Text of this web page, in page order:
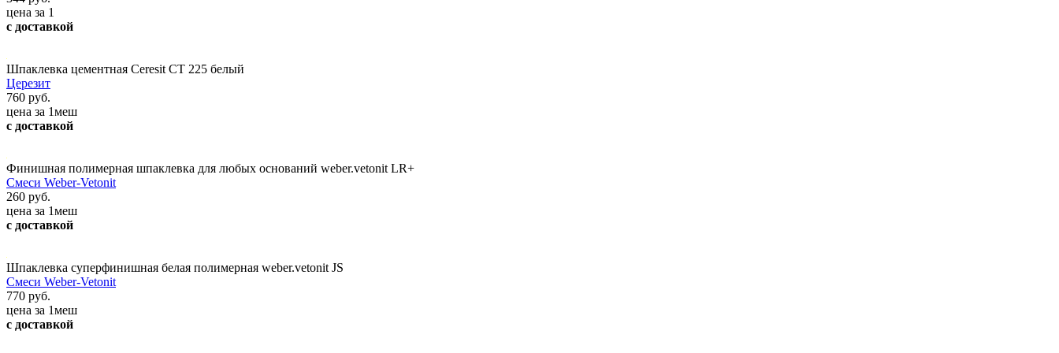
цена за 1
с доставкой
Шпаклевка цементная Ceresit СТ 225 белый
Церезит
760 руб.
цена за 1меш
с доставкой
Финишная полимерная шпаклевка для любых оснований weber.vetonit LR+
Смеси Weber-Vetonit
260 руб.
цена за 1меш
с доставкой
Шпаклевка суперфинишная белая полимерная weber.vetonit JS
Смеси Weber-Vetonit
770 руб.
цена за 1меш
с доставкой